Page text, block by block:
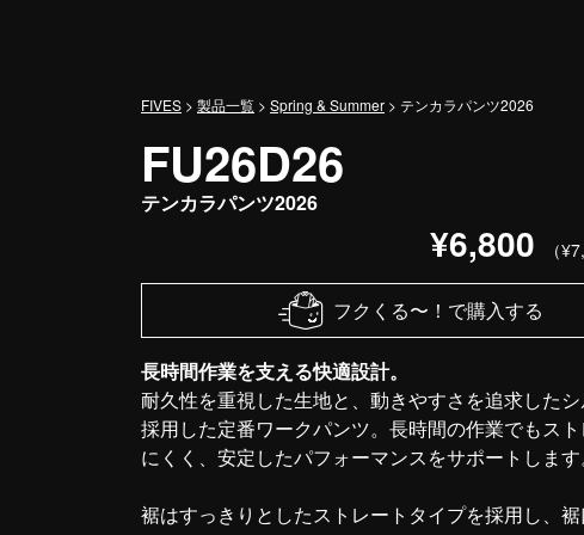
FIVES > 製品一覧 > Spring & Summer > テンカラパンツ2026
FU26D26
テンカラパンツ2026
¥6,800 （
フクくる〜！で購入する
長時間作業を支える快適設計。
耐久性を重視した生地と、動きやすさを追求した
採用した定番ワークパンツ。長時間の作業でもス
にくく、安定したパフォーマンスをサポートします
裾はすっきりとしたストレートタイプを採用し、